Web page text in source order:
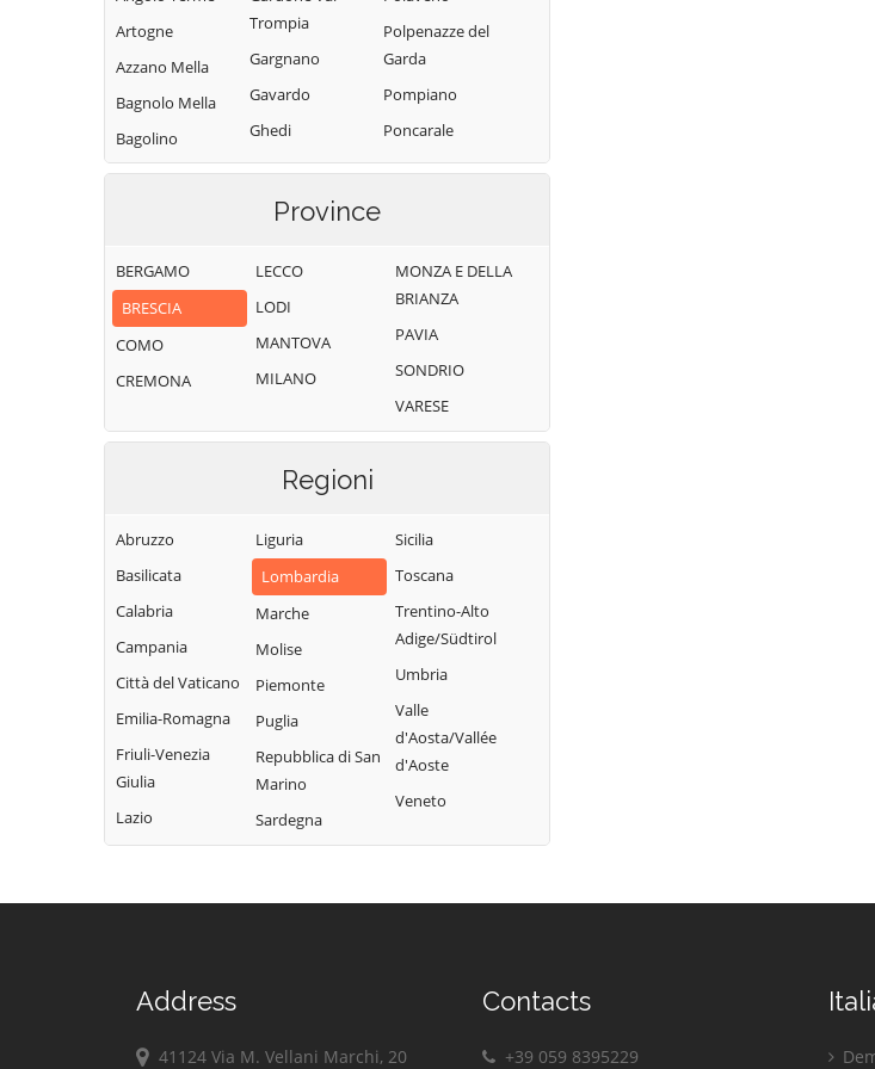
Artogne
Azzano Mella
Bagnolo Mella
Bagolino
Barbariga
Bresciano
Bedizzole
Berlingo
Berzo Demo
Giacomo
Borgosatollo
Borno
Botticino
Bovegno
Bovezzo
Brandico
Brione
Calvagese della
Riviera
Trompia
Gargnano
Gavardo
Ghedi
Gianico
Gottolengo
Idro
Incudine
Irma
Iseo
Leno
Lodrino
Lograto
Lumezzane
Maclodio
Magasa
Manerbio
Polpenazze del
Garda
Pompiano
Poncarale
Ponte di Legno
Pozzolengo
Pralboino
Preseglie
Prevalle
Provaglio d'Iseo
Garda
Quinzano d'Oglio
Remedello
Rezzato
Roccafranca
Rodengo Saiano
Roè Volciano
Roncadelle
Sabbio Chiese
Province
BERGAMO
BRESCIA
COMO
CREMONA
LECCO
LODI
MANTOVA
MILANO
MONZA E DELLA
BRIANZA
PAVIA
SONDRIO
VARESE
Regioni
Abruzzo
Basilicata
Calabria
Campania
Città del Vaticano
Emilia-Romagna
Friuli-Venezia
Giulia
Lazio
Liguria
Lombardia
Marche
Molise
Piemonte
Puglia
Repubblica di San
Marino
Sardegna
Sicilia
Toscana
Trentino-Alto
Adige/Südtirol
Umbria
Valle
d'Aosta/Vallée
d'Aoste
Veneto
Address
41124 Via M. Vellani Marchi, 20
Contacts
+39 059 8395229